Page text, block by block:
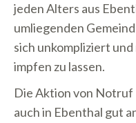
jeden Alters aus
umliegenden
sich unkompliziert
impfen zu lassen.
Die Aktion von
auch in Ebenthal gut